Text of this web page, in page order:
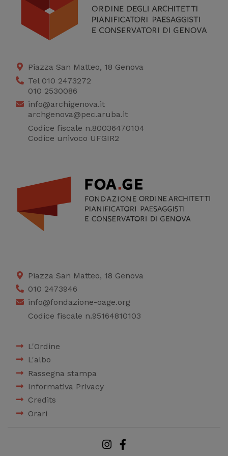
Piazza San Matteo, 18 Genova
Tel 010 2473272
010 2530086
info@archigenova.it
archgenova@pec.aruba.it
Codice fiscale n.80036470104
Codice univoco UFGIR2
Piazza San Matteo, 18 Genova
010 2473946
info@fondazione-oage.org
Codice fiscale n.95164810103
L'Ordine
L'albo
Rassegna stampa
Informativa Privacy
Credits
Orari